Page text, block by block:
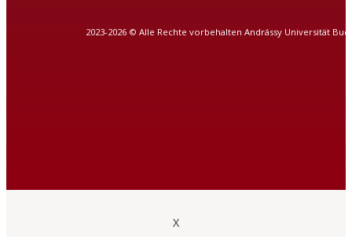
2023-2026 © Alle Rechte vorbehalten Andrássy Universität
X